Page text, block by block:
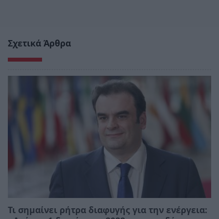
Σχετικά Άρθρα
Τι σημαίνει ρήτρα διαφυγής για την ενέργεια: